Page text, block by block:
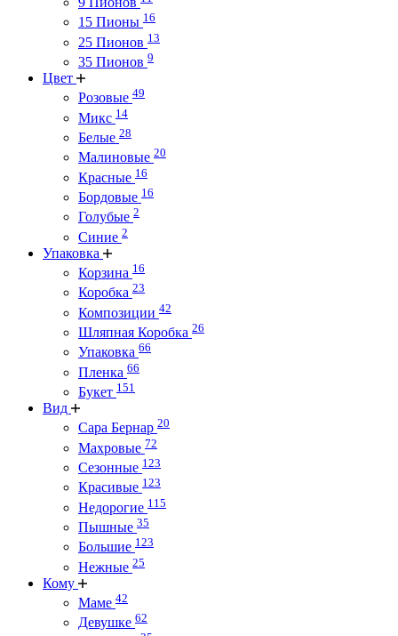
15 Пионы 16
25 Пионов 13
35 Пионов 9
Цвет
Розовые 49
Микс 14
Белые 28
Малиновые 20
Красные 16
Бордовые 16
Голубые 2
Синие 2
Упаковка
Корзина 16
Коробка 23
Композиции 42
Шляпная Коробка 26
Упаковка 66
Пленка 66
Букет 151
Вид
Сара Бернар 20
Махровые 72
Сезонные 123
Красивые 123
Недорогие 115
Пышные 35
Большие 123
Нежные 25
Кому
Маме 42
Девушке 62